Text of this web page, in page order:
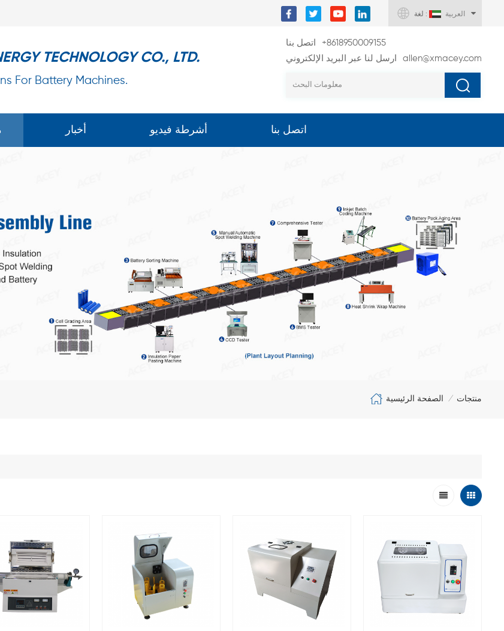
لغة : العربية
TECHNOLOGY CO., LTD.
For Battery Machines.
اتصل بنا
+8618950009155
ارسل لنا عبر البريد الإلكتروني
allen@xmacey.com
أخبار أشرطة فيديو اتصل بنا
الصفحة الرئيسية / منتجات